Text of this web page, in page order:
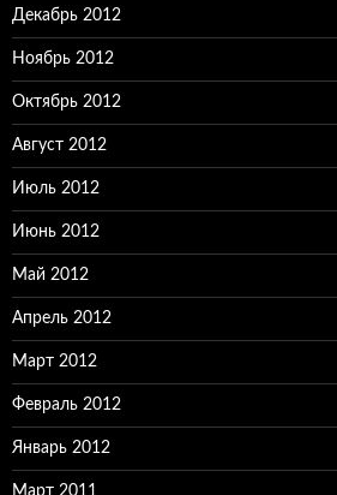
Декабрь 2012
Ноябрь 2012
Октябрь 2012
Август 2012
Июль 2012
Июнь 2012
Май 2012
Апрель 2012
Март 2012
Февраль 2012
Январь 2012
Март 2011